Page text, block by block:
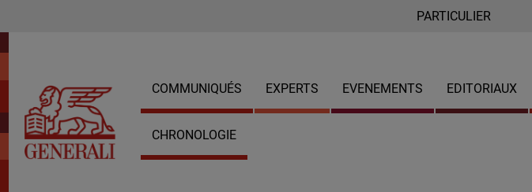
PARTICULIER
COMMUNIQUÉS EXPERTS EVENEMENTS EDITORIAUX
CHRONOLOGIE